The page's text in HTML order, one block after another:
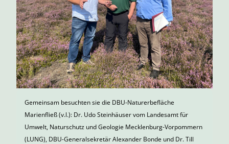
Gemeinsam besuchten sie die DBU-Naturerbefläche
Marienfließ (v.l.): Dr. Udo Steinhäuser vom Landesamt für
Umwelt, Naturschutz und Geologie Mecklenburg-Vorpommern
(LUNG), DBU-Generalsekretär Alexander Bonde und Dr. Till